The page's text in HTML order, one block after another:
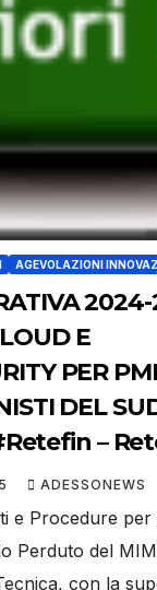
AGEVOLAZIONI
E
PER
DEL
–
Finsubito –
–
ADESSONEWS
e Procedure
Perduto del
con la